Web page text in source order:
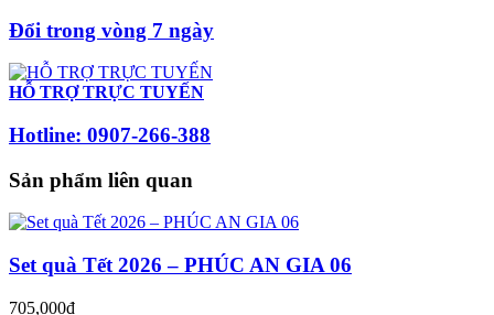
Đổi trong vòng 7 ngày
HỖ TRỢ TRỰC TUYẾN
Hotline: 0907-266-388
Sản phẩm liên quan
Set quà Tết 2026 – PHÚC AN GIA 06
705,000đ